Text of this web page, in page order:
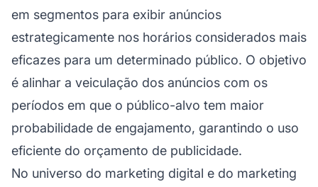
em segmentos para exibir anúncios
estrategicamente nos horários considerados mais
eficazes para um determinado público. O objetivo
é alinhar a veiculação dos anúncios com os
períodos em que o público-alvo tem maior
probabilidade de engajamento, garantindo o uso
eficiente do orçamento de publicidade.
No universo do marketing digital e do marketing